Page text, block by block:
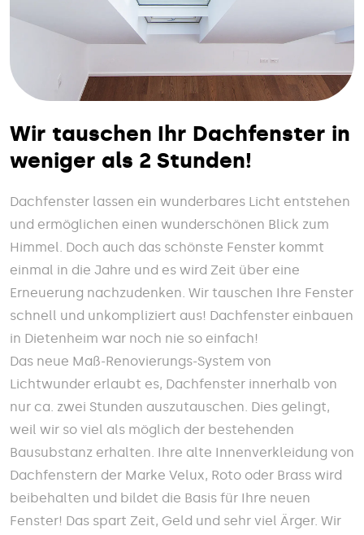
Wir tauschen Ihr Dachfenster in
weniger als 2 Stunden!
Dachfenster lassen ein wunderbares Licht entstehen
und ermöglichen einen wunderschönen Blick zum
Himmel. Doch auch das schönste Fenster kommt
einmal in die Jahre und es wird Zeit über eine
Erneuerung nachzudenken. Wir tauschen Ihre Fenster
schnell und unkompliziert aus! Dachfenster einbauen
in Dietenheim war noch nie so einfach!
Das neue Maß-Renovierungs-System von
Lichtwunder erlaubt es, Dachfenster innerhalb von
nur ca. zwei Stunden auszutauschen. Dies gelingt,
weil wir so viel als möglich der bestehenden
Bausubstanz erhalten. Ihre alte Innenverkleidung von
Dachfenstern der Marke Velux, Roto oder Brass wird
beibehalten und bildet die Basis für Ihre neuen
Fenster! Das spart Zeit, Geld und sehr viel Ärger. Wir